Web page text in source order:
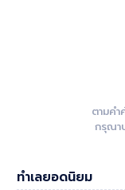
ตามค
กรุณา
ทำเลยอดนิยม